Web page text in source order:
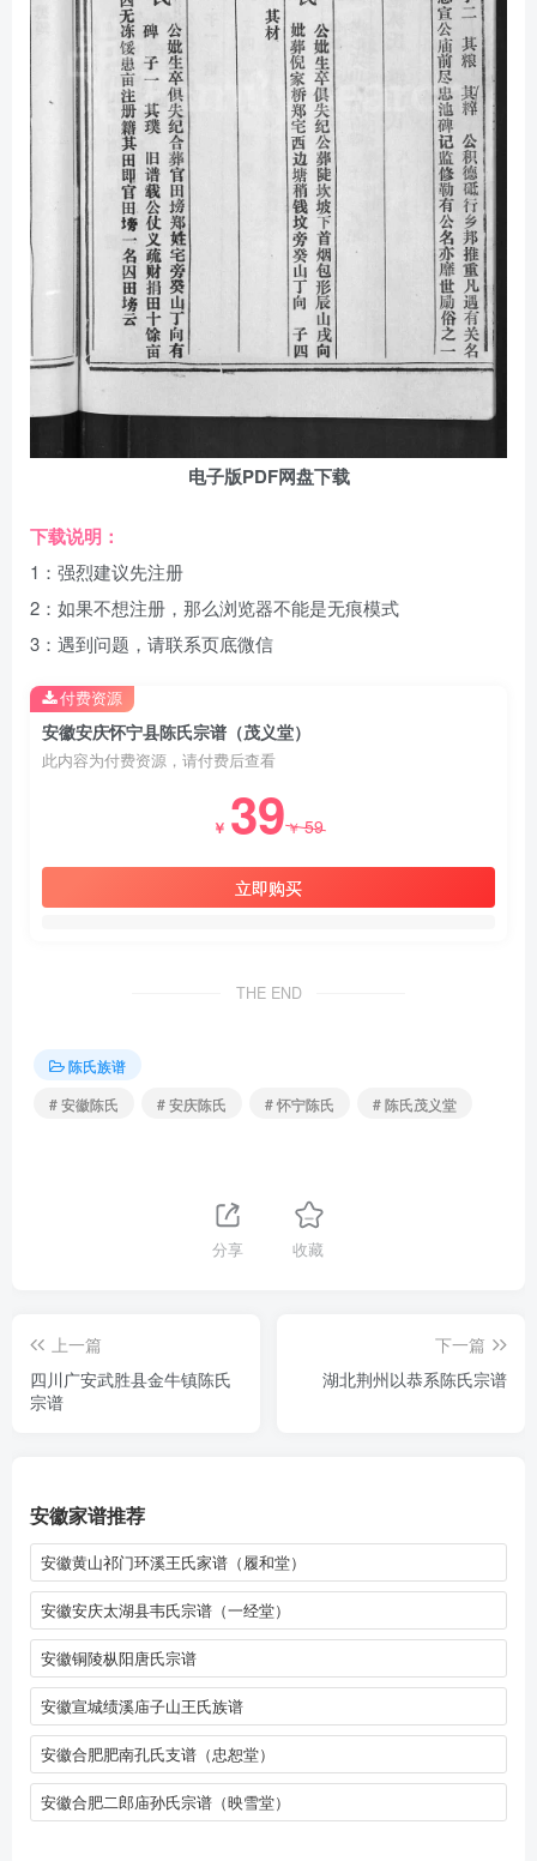
电子版PDF网盘下载
下载说明：
1：强烈建议先注册
2：如果不想注册，那么浏览器不能是无痕模式
3：遇到问题，请联系页底微信
安徽安庆怀宁县陈氏宗谱（茂义堂）
此内容为付费资源，请付费后查看
￥ 39￥59
立即购买
付费资源
THE END
陈氏族谱
# 安徽陈氏
# 安庆陈氏 # 怀宁陈氏 # 陈氏茂义堂
分享 收藏
上一篇
四川广安武胜县金牛镇陈氏
宗谱
下一篇
湖北荆州以恭系陈氏宗谱
安徽家谱推荐
安徽黄山祁门环溪王氏家谱（履和堂）
安徽安庆太湖县韦氏宗谱（一经堂）
安徽铜陵枞阳唐氏宗谱
安徽宣城绩溪庙子山王氏族谱
安徽合肥肥南孔氏支谱（忠恕堂）
安徽合肥二郎庙孙氏宗谱（映雪堂）